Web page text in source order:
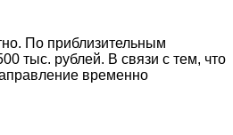
По приблизительным
тыс. рублей. В связи с тем, что
временно